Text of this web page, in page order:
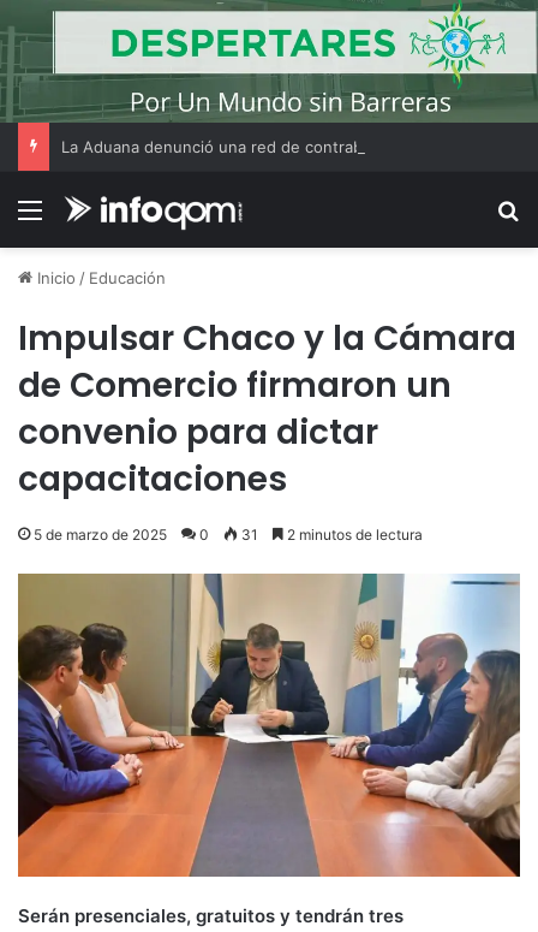
Menú
Inicio / Educación
Impulsar Chaco y la Cámara
de Comercio firmaron un
convenio para dictar
capacitaciones
5 de marzo de 2025 0 31 2 minutos de lectura
Serán presenciales, gratuitos y tendrán tres